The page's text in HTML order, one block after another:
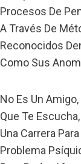
Procesos De
A Través De
Reconocidos
Como Sus
No Es Un
Que Te
Una Carrera
Problema